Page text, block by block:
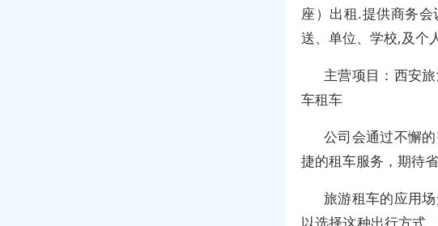
座）出租.提供商务
送、单位、学校,及个
主营项目：西安
车租车
公司会通过不懈
捷的租车服务，期待
旅游租车的应用